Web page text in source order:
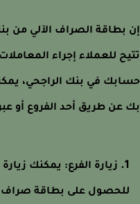
الصراف الآلي من بنك
للعملاء إجراء
في بنك الراجحي،
طريق أحد الفروع أو عبر
زيارة الفرع: يمكنك زيارة
على بطاقة صراف